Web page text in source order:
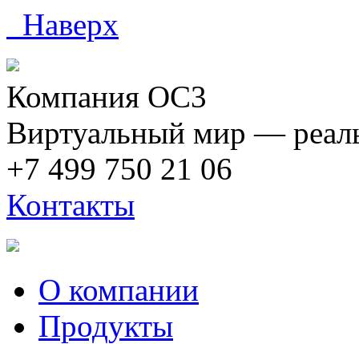
Наверх
Компания ОС3
Виртуальный мир —
+7 499 750 21 06
Контакты
О компании
Продукты